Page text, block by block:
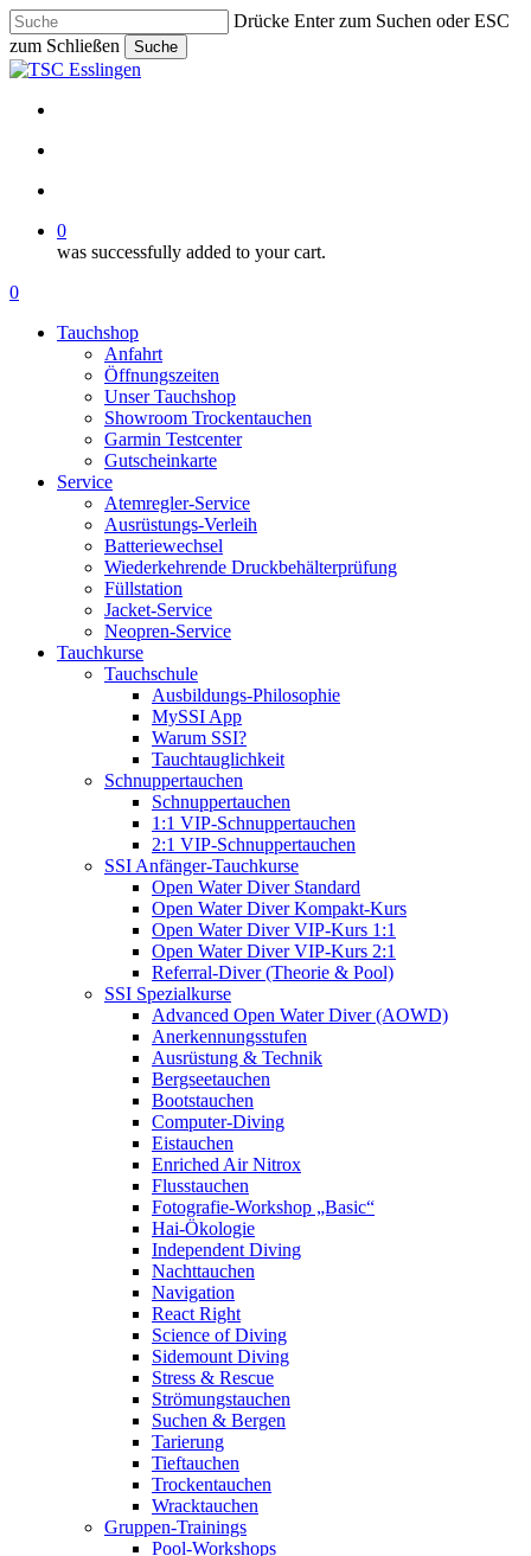
Skip
to
main
content
Drücke Enter zum Suchen oder ESC
zum Schließen
Suche
Close
0
was successfully added to your cart.
Menu
search
account
0
Tauchshop
Anfahrt
Öffnungszeiten
Unser Tauchshop
Showroom Trockentauchen
Garmin Testcenter
Gutscheinkarte
Service
Atemregler-Service
Ausrüstungs-Verleih
Batteriewechsel
Wiederkehrende Druckbehälterprüfung
Füllstation
Jacket-Service
Neopren-Service
Tauchkurse
Tauchschule
Ausbildungs-Philosophie
MySSI App
Warum SSI?
Tauchtauglichkeit
Schnuppertauchen
Schnuppertauchen
1:1 VIP-Schnuppertauchen
2:1 VIP-Schnuppertauchen
SSI Anfänger-Tauchkurse
Open Water Diver Standard
Open Water Diver Kompakt-Kurs
Open Water Diver VIP-Kurs 1:1
Open Water Diver VIP-Kurs 2:1
Referral-Diver (Theorie & Pool)
SSI Spezialkurse
Advanced Open Water Diver (AOWD)
Anerkennungsstufen
Ausrüstung & Technik
Bergseetauchen
Bootstauchen
Computer-Diving
Eistauchen
Enriched Air Nitrox
Flusstauchen
Fotografie-Workshop „Basic“
Hai-Ökologie
Independent Diving
Nachttauchen
Navigation
React Right
Science of Diving
Sidemount Diving
Stress & Rescue
Strömungstauchen
Suchen & Bergen
Tarierung
Tieftauchen
Trockentauchen
Wracktauchen
Gruppen-Trainings
Pool-Workshops